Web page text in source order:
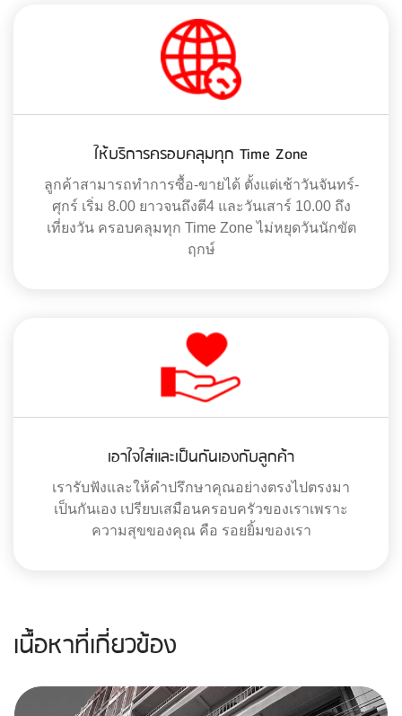
ให้บริการครอบคลุมทุก Time Zone
ลูกค้าสามารถทำการซื้อ-ขายได้ ตั้งแต่เช้าวันจันทร์-
ศุกร์ เริ่ม 8.00 ยาวจนถึงตี4 และวันเสาร์ 10.00 ถึง
เที่ยงวัน ครอบคลุมทุก Time Zone ไม่หยุดวันนักขัต
ฤกษ์
เอาใจใส่และเป็นกันเองกับลูกค้า
เรารับฟังและให้คำปรึกษาคุณอย่างตรงไปตรงมา
เป็นกันเอง เปรียบเสมือนครอบครัวของเราเพราะ
ความสุขของคุณ คือ รอยยิ้มของเรา
เนื้อหาที่เกี่ยวข้อง